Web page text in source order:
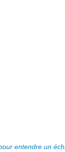
entendre un